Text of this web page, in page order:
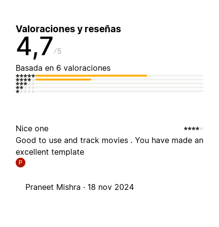
Valoraciones y reseñas
4,7 5
Basada en 6 valoraciones
Nice one
Good to use and track movies . You have made an
excellent template
P
Praneet Mishra · 18 nov 2024